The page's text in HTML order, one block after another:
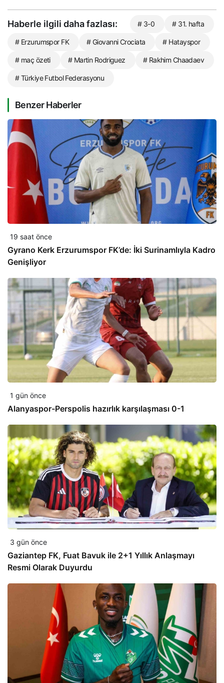
Haberle ilgili daha fazlası: # 3-0 # 31. hafta
# Erzurumspor FK # Giovanni Crociata # Hatayspor
# maç özeti # Martin Rodriguez # Rakhim Chaadaev
# Türkiye Futbol Federasyonu
Benzer Haberler
19 saat önce
Gyrano Kerk Erzurumspor FK’de: İki Surinamlıyla Kadro
Genişliyor
1 gün önce
Alanyaspor-Perspolis hazırlık karşılaşması 0-1
3 gün önce
Gaziantep FK, Fuat Bavuk ile 2+1 Yıllık Anlaşmayı
Resmi Olarak Duyurdu